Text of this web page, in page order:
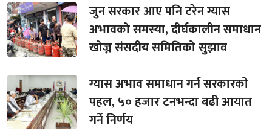
जुन सरकार आए पनि टरेन ग्यास
अभावको समस्या, दीर्घकालीन समाधान
खोज्न संसदीय समितिको सुझाव
ग्यास अभाव समाधान गर्न सरकारको
पहल, ५० हजार टनभन्दा बढी आयात
गर्ने निर्णय